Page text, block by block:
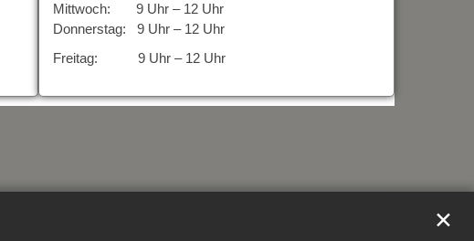
✕
Mittwoch: 9 Uhr – 12 Uhr
Donnerstag: 9 Uhr – 12 Uhr
Freitag: 9 Uhr – 12 Uhr